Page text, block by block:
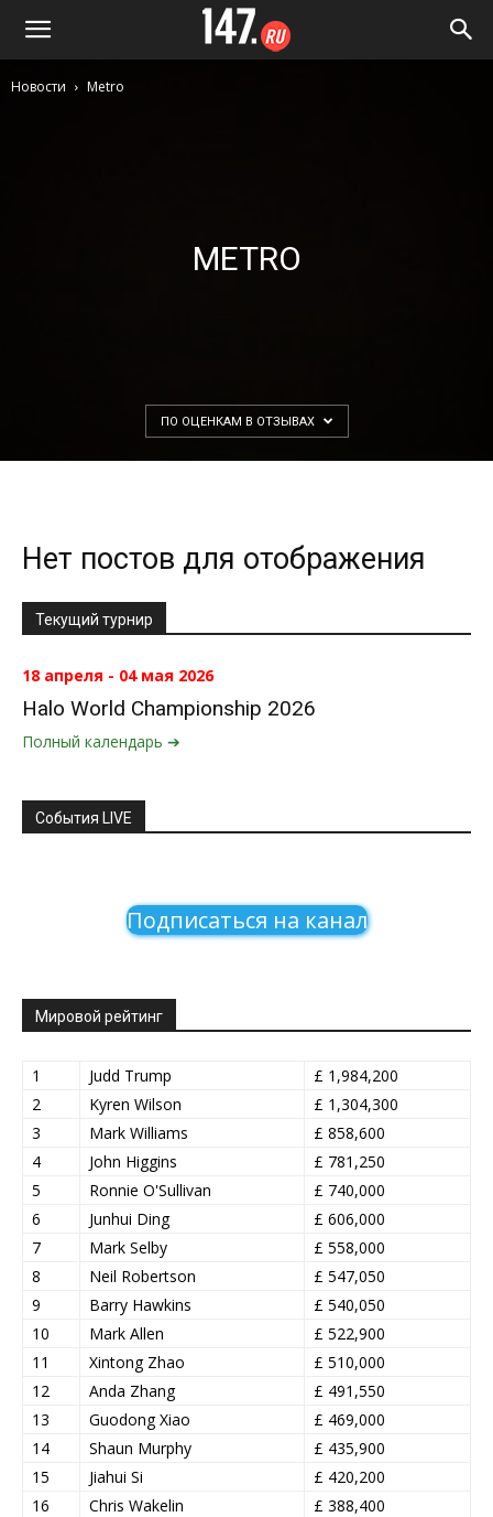
Новости Metro
METRO
ПО ОЦЕНКАМ В ОТЗЫВАХ
Нет постов для отображения
Текущий турнир
18 апреля - 04 мая 2026
Halo World Championship 2026
Полный календарь ➔
События LIVE
Подписаться на канал
Мировой рейтинг
1 Judd Trump
£ 1,984,200
2
Kyren Wilson
£ 1,304,300
3
Mark Williams
£ 858,600
4
John Higgins
£ 781,250
5
Ronnie O'Sullivan
£ 740,000
6
Junhui Ding
£ 606,000
7
Mark Selby
£ 558,000
8
Neil Robertson
£ 547,050
9
Barry Hawkins
£ 540,050
10
Mark Allen
£ 522,900
11
Xintong Zhao
£ 510,000
12
Anda Zhang
£ 491,550
13
Guodong Xiao
£ 469,000
14
Shaun Murphy
£ 435,900
15
Jiahui Si
£ 420,200
16
Chris Wakelin £ 388,400